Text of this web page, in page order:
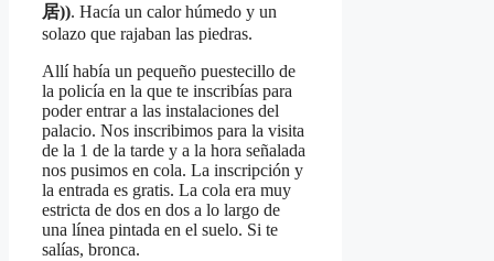
居)). Hacía un calor húmedo y un
solazo que rajaban las piedras.
Allí había un pequeño puestecillo de
la policía en la que te inscribías para
poder entrar a las instalaciones del
palacio. Nos inscribimos para la visita
de la 1 de la tarde y a la hora señalada
nos pusimos en cola. La inscripción y
la entrada es gratis. La cola era muy
estricta de dos en dos a lo largo de
una línea pintada en el suelo. Si te
salías, bronca.